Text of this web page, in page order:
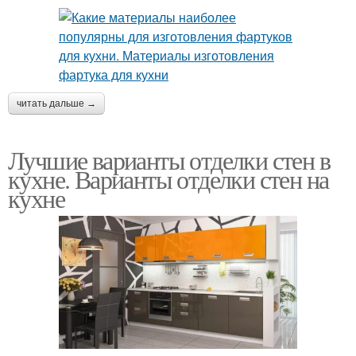
читать дальше →
Лучшие варианты отделки стен в
кухне. Варианты отделки стен на
кухне